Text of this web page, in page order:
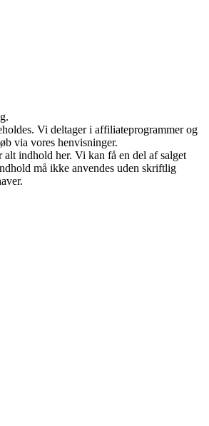
Vi deltager i affiliateprogrammer og
via vores henvisninger.
indhold her. Vi kan få en del af salget
må ikke anvendes uden skriftlig